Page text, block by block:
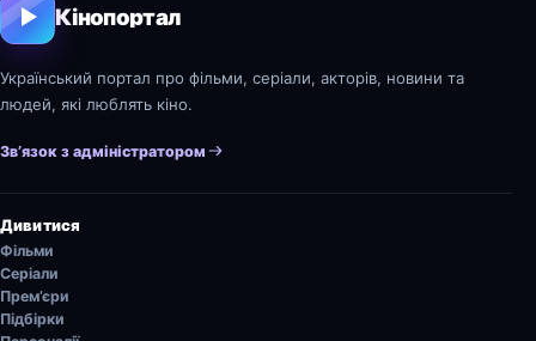
Кінопортал
Український портал про фільми, серіали, акторів, новини та
людей, які люблять кіно.
Зв’язок з адміністратором
Дивитися
Фільми
Серіали
Прем’єри
Підбірки